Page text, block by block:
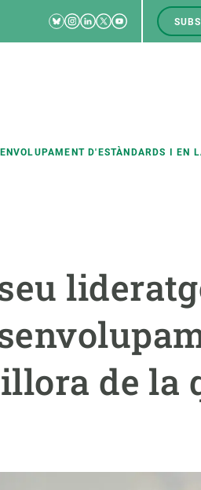
RRSS
Bluesky
Instagram
Linkedin
TwitterYoutube
D'ESTÀNDARDS I
de la
Oportunitats acadèmiques
Demana la teva beca ERC
Programa de màsters i doctorat
Vine de visitant o sabàtic